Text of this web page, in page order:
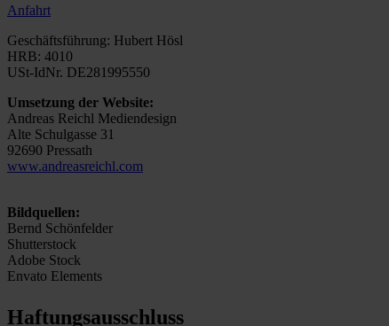
Anfahrt
​Geschäftsführung: Hubert Hösl
HRB: 4010
USt-IdNr. DE281995550
Umsetzung der Website:
Andreas Reichl Mediendesign
Alte Schulgasse 31
92690 Pressath
www.andreasreichl.com
Bildquellen:
Bernd Schönfelder
Shutterstock
Adobe Stock
Envato Elements
Haftungsausschluss